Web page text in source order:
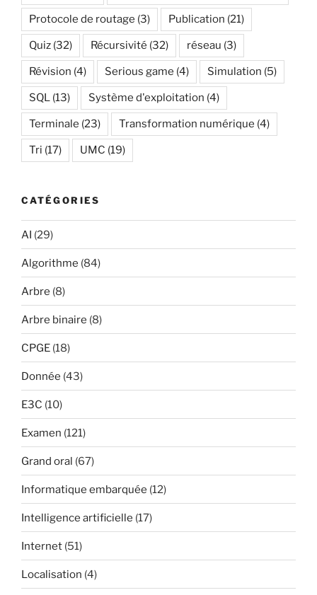
Protocole de routage (3) Publication (21)
Quiz (32) Récursivité (32) réseau (3)
Révision (4) Serious game (4) Simulation (5)
SQL (13) Système d'exploitation (4)
Terminale (23) Transformation numérique (4)
Tri (17) UMC (19)
CATÉGORIES
AI (29)
Algorithme (84)
Arbre (8)
Arbre binaire (8)
CPGE (18)
Donnée (43)
E3C (10)
Examen (121)
Grand oral (67)
Informatique embarquée (12)
Intelligence artificielle (17)
Internet (51)
Localisation (4)